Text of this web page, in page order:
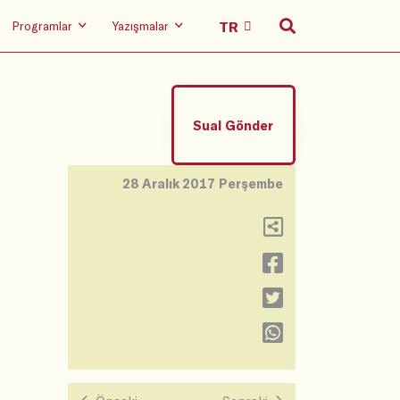
Programlar Yazışmalar
Sual Gönder
28 Aralık 2017 Perşembe